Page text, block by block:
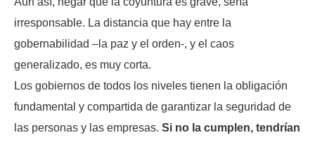
irresponsable. La distancia que hay entre la
gobernabilidad –la paz y el orden-, y el caos
generalizado, es muy corta.
Los gobiernos de todos los niveles tienen la obligación
fundamental y compartida de garantizar la seguridad de
las personas y las empresas. Si no la cumplen, tendrían